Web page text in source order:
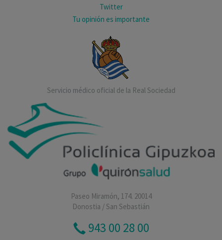
Twitter
Tu opinión es importante
Servicio médico oficial de la Real Sociedad
Paseo Miramón, 174. 20014
Donostia / San Sebastián
943 00 28 00